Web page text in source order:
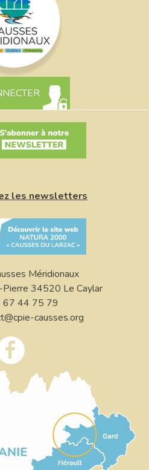
les newsletters
Méridionaux
34520 Le Caylar
67 44 75 79
causses.org